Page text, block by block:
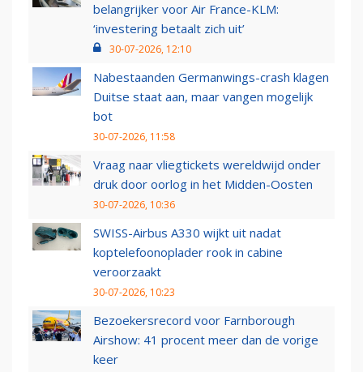
belangrijker voor Air France-KLM:
‘investering betaalt zich uit’
30-07-2026, 12:10
Nabestaanden Germanwings-crash klagen
Duitse staat aan, maar vangen mogelijk
bot
30-07-2026, 11:58
Vraag naar vliegtickets wereldwijd onder
druk door oorlog in het Midden-Oosten
30-07-2026, 10:36
SWISS-Airbus A330 wijkt uit nadat
koptelefoonoplader rook in cabine
veroorzaakt
30-07-2026, 10:23
Bezoekersrecord voor Farnborough
Airshow: 41 procent meer dan de vorige
keer